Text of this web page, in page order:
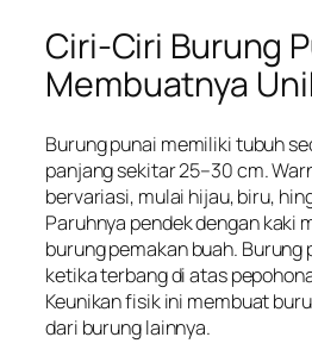
Ciri-Ciri Burung
Membuatnya
Burung punai memiliki tubuh
panjang sekitar 25–30 cm.
bervariasi, mulai hijau, biru,
Paruhnya pendek dengan kaki
burung pemakan buah. Burung
ketika terbang di atas
Keunikan fisik ini membuat
dari burung lainnya.